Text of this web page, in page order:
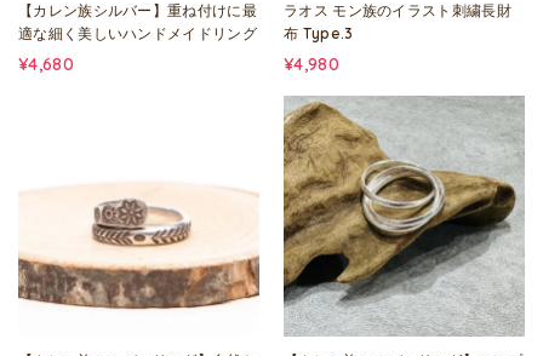
【カレン族シルバー】重ね付けに最
適な細く美しいハンドメイドリング
¥4,680
ラオス モン族のイラスト刺繍長財
布 Type.3
¥4,980